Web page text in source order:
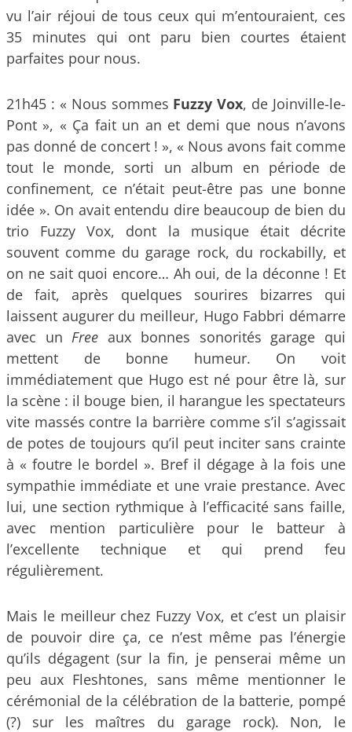
vu l’air réjoui de tous ceux qui m’entouraient, ces
35 minutes qui ont paru bien courtes étaient
parfaites pour nous.
21h45 : « Nous sommes Fuzzy Vox, de Joinville-le-
Pont », « Ça fait un an et demi que nous n’avons
pas donné de concert ! », « Nous avons fait comme
tout le monde, sorti un album en période de
confinement, ce n’était peut-être pas une bonne
idée ». On avait entendu dire beaucoup de bien du
trio Fuzzy Vox, dont la musique était décrite
souvent comme du garage rock, du rockabilly, et
on ne sait quoi encore… Ah oui, de la déconne ! Et
de fait, après quelques sourires bizarres qui
laissent augurer du meilleur, Hugo Fabbri démarre
avec unFree aux bonnes sonorités garage qui
mettent de bonne humeur. On voit
immédiatement que Hugo est né pour être là, sur
la scène : il bouge bien, il harangue les spectateurs
vite massés contre la barrière comme s’il s’agissait
de potes de toujours qu’il peut inciter sans crainte
à « foutre le bordel ». Bref il dégage à la fois une
sympathie immédiate et une vraie prestance. Avec
lui, une section rythmique à l’efficacité sans faille,
avec mention particulière pour le batteur à
l’excellente technique et qui prend feu
régulièrement.
Mais le meilleur chez Fuzzy Vox, et c’est un plaisir
de pouvoir dire ça, ce n’est même pas l’énergie
qu’ils dégagent (sur la fin, je penserai même un
peu aux Fleshtones, sans même mentionner le
cérémonial de la célébration de la batterie, pompé
(?) sur les maîtres du garage rock). Non, le